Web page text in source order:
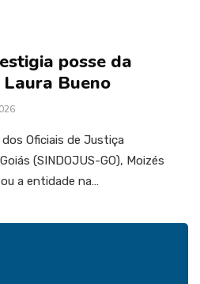
posse da
Bueno
Oficiais de Justiça
(SINDOJUS-GO), Moizés
a entidade na…